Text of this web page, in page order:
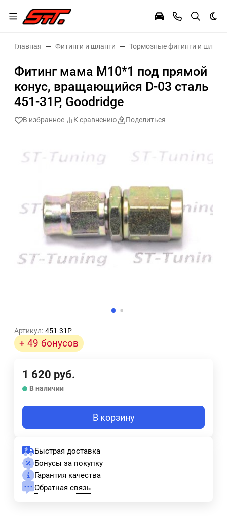
Главная Фитинги и шланги Тормозные фитинги и
Фитинг мама M10*1 под прямой
конус, вращающийся D-03 сталь
451-31P, Goodridge
В избранное К сравнению Поделиться
Артикул: 451-31P
+ 49 бонусов
1 620 руб.
В наличии
В корзину
Быстрая доставка
Бонусы за покупку
Гарантия качества
Обратная связь